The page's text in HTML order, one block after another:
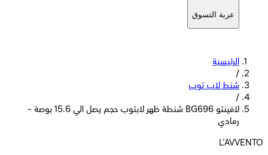
عربة التسوق
الرئيسية
/
شنط لاب توب
/
لافينتو BG696 شنطة ظهر لابتوب حجم يصل الي 15.6 بوصة -
رمادي
L'AVVENTO